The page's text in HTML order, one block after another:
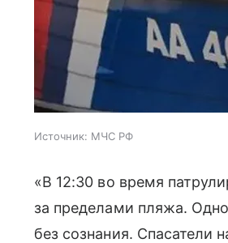
Источник: МЧС РФ
«В 12:30 во время
за пределами пляжа.
без сознания. Спасатели